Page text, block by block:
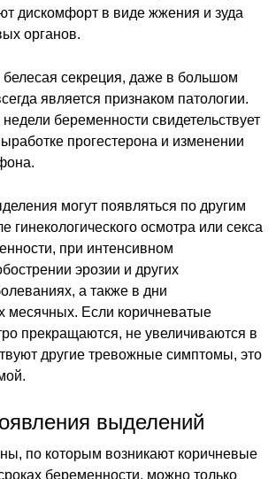
дискомфорт в виде жжения и зуда
органов.
белесая секреция, даже в большом
является признаком патологии.
беременности свидетельствует
прогестерона и изменении
могут появляться по другим
гинекологического осмотра или секса
при интенсивном
эрозии и других
а также в дни
месячных. Если коричневатые
прекращаются, не увеличиваются в
другие тревожные симптомы, это
выделений
по которым возникают коричневые
беременности, можно только